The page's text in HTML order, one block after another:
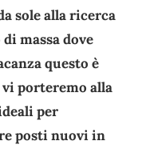
sole alla ricerca
massa dove
questo è
porteremo alla
per
posti nuovi in